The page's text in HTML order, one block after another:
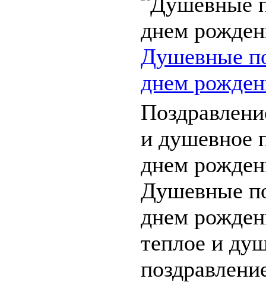
Душевные
днем
и душевное
днем
Душевные
днем
теплое и